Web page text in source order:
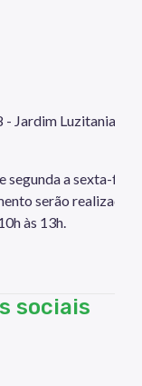
Jardim Luzitania,
segunda a sexta-
serão realizados
às 13h.
sociais